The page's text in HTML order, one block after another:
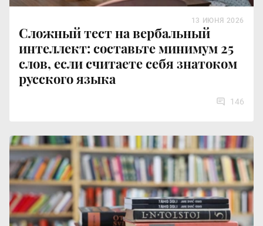
Сложный тест на вербальный
интеллект: составьте минимум 25
слов, если считаете себя знатоком
русского языка
13 ИЮНЯ 2026
146